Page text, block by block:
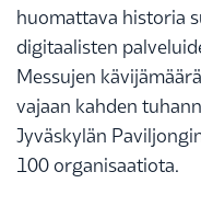
huomattava historia
digitaalisten
Messujen
vajaan kahden
Jyväskylän
100 organisaatiota.